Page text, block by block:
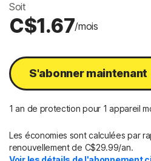
Soit
C$1.67/mois
S'abonner maintenant
1 an de protection pour 1 appareil
Les économies sont calculées par
renouvellement de C$29.99/an.